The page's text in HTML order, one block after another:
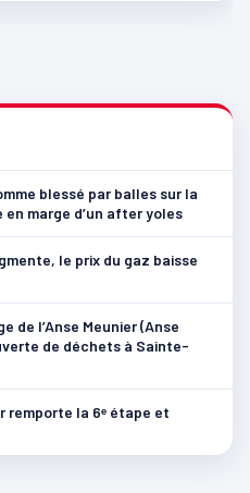
blessé par balles sur la
en marge d’un after yoles
le prix du gaz baisse
de l’Anse Meunier (Anse
de déchets à Sainte-
remporte la 6ᵉ étape et